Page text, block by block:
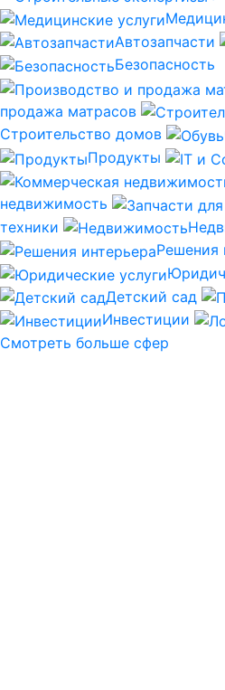
Автозапчасти
Безопасность
продажа матрасов
Строительство домов
Продукты
недвижимость
техники
Решения
Детский сад
Инвестиции
Смотреть больше сфер